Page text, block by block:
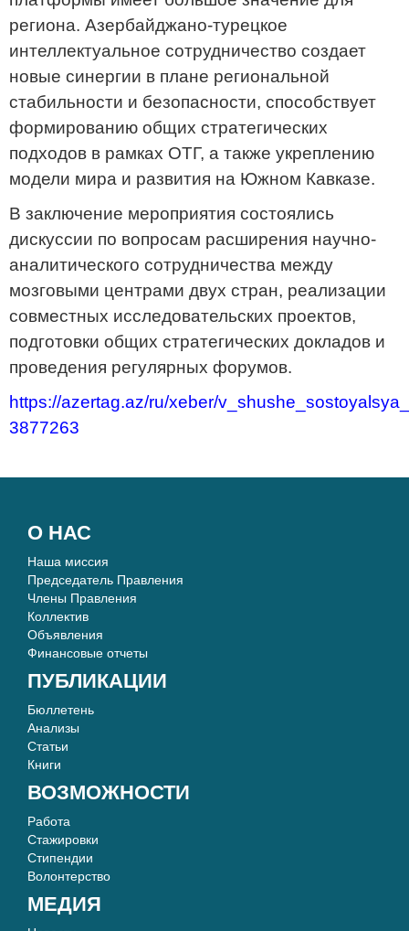
региона. Азербайджано-турецкое
интеллектуальное сотрудничество создает
новые синергии в плане региональной
стабильности и безопасности, способствует
формированию общих стратегических
подходов в рамках ОТГ, а также укреплению
модели мира и развития на Южном Кавказе.
В заключение мероприятия состоялись
дискуссии по вопросам расширения научно-
аналитического сотрудничества между
мозговыми центрами двух стран, реализации
совместных исследовательских проектов,
подготовки общих стратегических докладов и
проведения регулярных форумов.
https://azertag.az/ru/xeber/
3877263
О НАС
Наша миссия
Председатель Правления
Члены Правления
Коллектив
Объявления
Финансовые отчеты
ПУБЛИКАЦИИ
Бюллетень
Анализы
Статьи
Книги
ВОЗМОЖНОСТИ
Работа
Стажировки
Стипендии
Волонтерство
МЕДИЯ